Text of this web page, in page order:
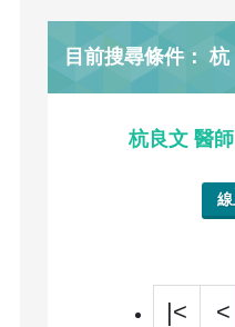
目前搜尋條件： 杭
杭良文 醫師
|< <